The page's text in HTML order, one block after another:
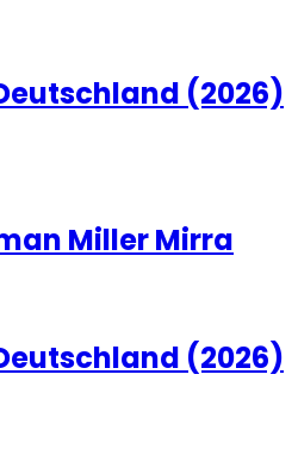
(2026)
Miller Mirra
(2026)